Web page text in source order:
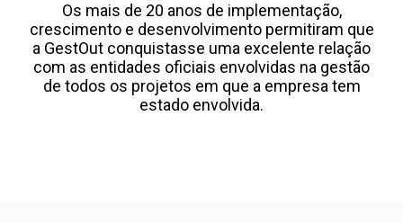
Os mais de 20 anos de implementação,
crescimento e desenvolvimento permitiram que
a GestOut conquistasse uma excelente relação
com as entidades oficiais envolvidas na gestão
de todos os projetos em que a empresa tem
estado envolvida.